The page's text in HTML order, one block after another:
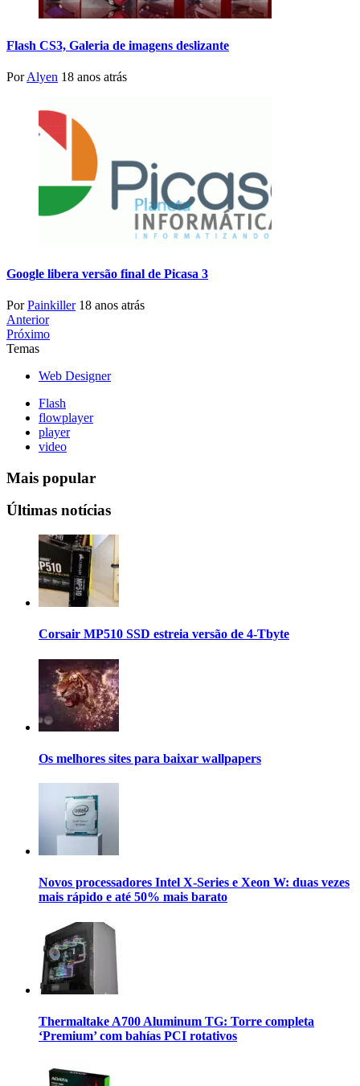
Flash CS3, Galeria de imagens deslizante
PorAlyen 18 anos atrás
Google libera versão final de Picasa 3
PorPainkiller 18 anos atrás
Anterior
Próximo
Temas
Web Designer
Flash
flowplayer
player
video
Mais popular
Últimas notícias
Corsair MP510 SSD estreia versão de 4-Tbyte
Os melhores sites para baixar wallpapers
Novos processadores Intel X-Series e Xeon W: duas vezes
mais rápido e até 50% mais barato
Thermaltake A700 Aluminum TG: Torre completa
‘Premium’ com bahías PCI rotativos